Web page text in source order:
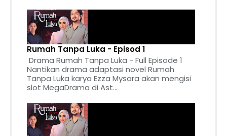
Rumah Tanpa Luka - Episod 1
Drama Rumah Tanpa Luka - Full Episode 1
Nantikan drama adaptasi novel Rumah
Tanpa Luka karya Ezza Mysara akan mengisi
slot MegaDrama di Ast...